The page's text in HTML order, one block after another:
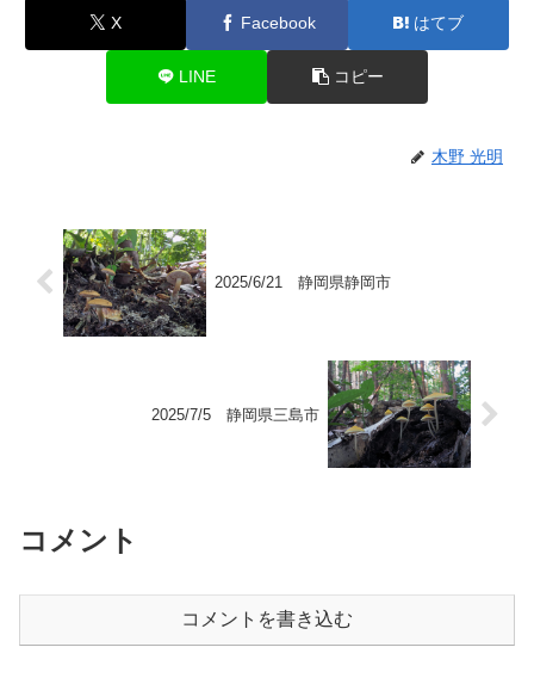
X Facebook はてブ
LINE コピー
木野 光明
2025/6/21 静岡県静岡市
2025/7/5 静岡県三島市
コメント
コメントを書き込む